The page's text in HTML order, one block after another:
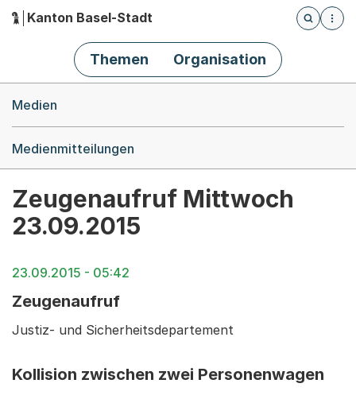
Hauptnavigation
Kanton Basel-Stadt
Öffnet
Themen Organisation
Medien
Medienmitteilungen
Zeugenaufruf Mittwoch
23.09.2015
23.09.2015 - 05:42
Zeugenaufruf
Justiz- und Sicherheitsdepartement
Kollision zwischen zwei Personenwagen